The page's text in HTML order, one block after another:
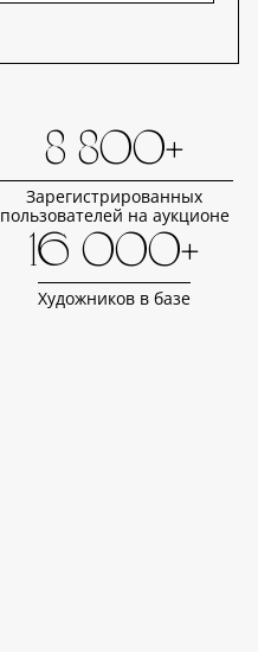
8 800+
Зарегистрированных
пользователей на аукционе
16 000+
Художников в базе